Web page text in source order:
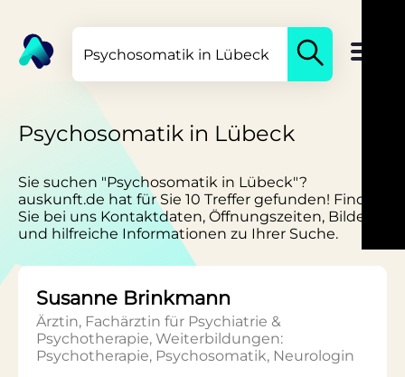
Psychosomatik in Lübeck
Sie suchen "Psychosomatik in Lübeck"?
auskunft.de hat für Sie 10 Treffer gefunden! Finden
Sie bei uns Kontaktdaten, Öffnungszeiten, Bilder
und hilfreiche Informationen zu Ihrer Suche.
Susanne Brinkmann
Ärztin, Fachärztin für Psychiatrie &
Psychotherapie, Weiterbildungen:
Psychotherapie, Psychosomatik, Neurologin